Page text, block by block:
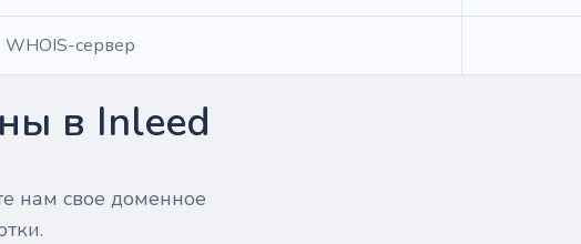
WHOIS-сервер
в Inleed
нам свое доменное